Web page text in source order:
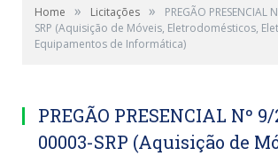
Home » Licitações »
PREGÃO
SRP (Aquisição de Móveis, Eletrodomésticos,
Equipamentos de Informática)
PREGÃO PRESENCIAL Nº 9/
00003-SRP (Aquisição de